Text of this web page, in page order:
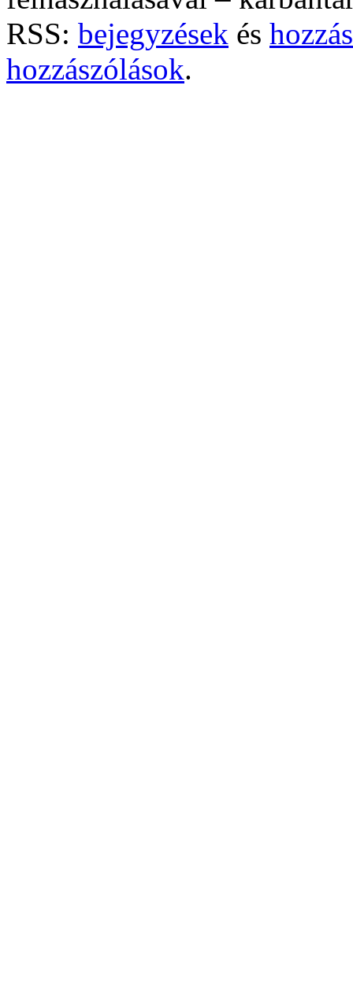
RSS: bejegyzések és
hozzászólások.